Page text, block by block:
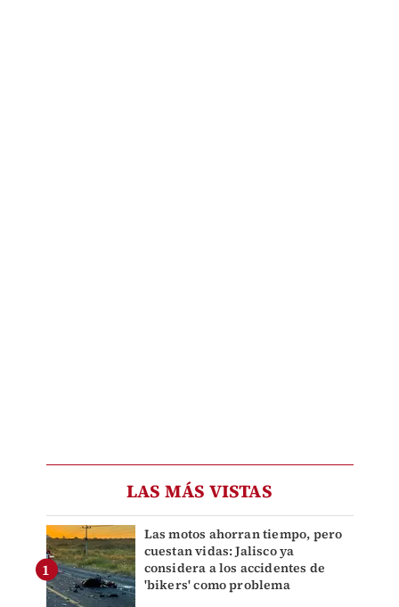
LAS MÁS VISTAS
Las motos ahorran tiempo, pero
cuestan vidas: Jalisco ya
considera a los accidentes de
'bikers' como problema